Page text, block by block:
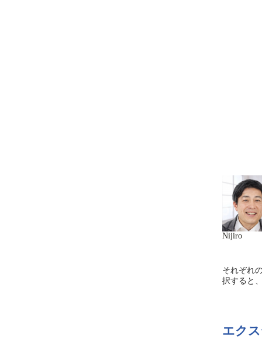
Nijiro
それぞれ
択すると
エク